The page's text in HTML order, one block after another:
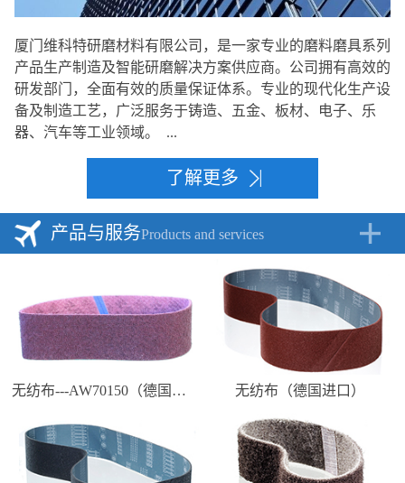
厦门维科特研磨材料有限公司，是一家专业的磨料磨具系列
产品生产制造及智能研磨解决方案供应商。公司拥有高效的
研发部门，全面有效的质量保证体系。专业的现代化生产设
备及制造工艺，广泛服务于铸造、五金、板材、电子、乐
器、汽车等工业领域。 ...
了解更多
产品与服务Products and services
无纺布---AW70150（德国进口） 无纺布（德国进口）